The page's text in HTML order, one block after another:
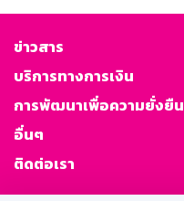
ข่าวสาร
บริการทางการเงิน
การพัฒนาเพื่อความยั่งยืน
อื่นๆ
ติดต่อเรา